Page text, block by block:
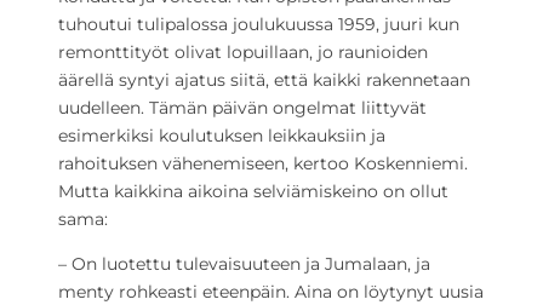
tuhoutui tulipalossa joulukuussa 1959, juuri kun
remonttityöt olivat lopuillaan, jo raunioiden
äärellä syntyi ajatus siitä, että kaikki rakennetaan
uudelleen. Tämän päivän ongelmat liittyvät
esimerkiksi koulutuksen leikkauksiin ja
rahoituksen vähenemiseen, kertoo Koskenniemi.
Mutta kaikkina aikoina selviämiskeino on ollut
sama:
– On luotettu tulevaisuuteen ja Jumalaan, ja
menty rohkeasti eteenpäin. Aina on löytynyt uusia